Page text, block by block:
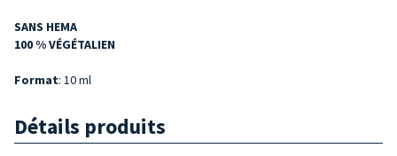
SANS HEMA
100 % VÉGÉTALIEN
Format: 10 ml
Détails produits